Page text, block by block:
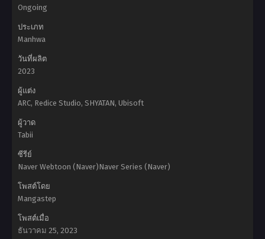
Ongoing
ประเภท
Manhwa
วันที่ผลิต
2023
ผู้แต่ง
ARC, Redice Studio, SHYATAN, Ubisoft
ผู้วาด
Tabii
ซีรีย์
Naver Webtoon (Naver)Naver Series (Naver)
โพสต์โดย
Mangastep
โพสต์เมื่อ
ธันวาคม 25, 2023